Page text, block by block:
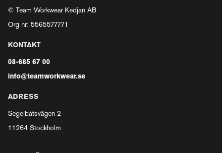
© Team Workwear Kedjan AB
Org nr: 5565577771
KONTAKT
08-685 67 00
info@teamworkwear.se
ADRESS
Segelbåtsvägen 2
11264 Stockholm